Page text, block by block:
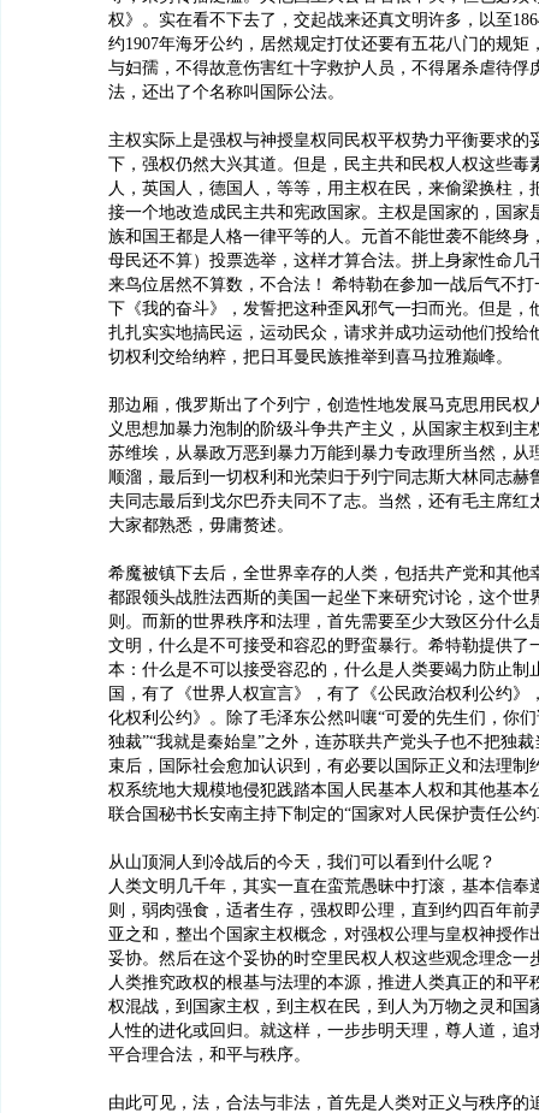
权》。实在看不下去了，交起战来还真文明许多，以至
约1907年海牙公约，居然规定打仗还要有五花八门的规矩
与妇孺，不得故意伤害红十字救护人员，不得屠杀虐待俘
法，还出了个名称叫国际公法。
主权实际上是强权与神授皇权同民权平权势力平衡要求的
下，强权仍然大兴其道。但是，民主共和民权人权这些毒
人，英国人，德国人，等等，用主权在民，来偷梁换柱，
接一个地改造成民主共和宪政国家。主权是国家的，国家
族和国王都是人格一律平等的人。元首不能世袭不能终身
母民还不算）投票选举，这样才算合法。拼上身家性命几
来鸟位居然不算数，不合法！ 希特勒在参加一战后气不
下《我的奋斗》，发誓把这种歪风邪气一扫而光。但是，
扎扎实实地搞民运，运动民众，请求并成功运动他们投给
切权利交给纳粹，把日耳曼民族推举到喜马拉雅巅峰。
那边厢，俄罗斯出了个列宁，创造性地发展马克思用民权
义思想加暴力泡制的阶级斗争共产主义，从国家主权到主
苏维埃，从暴政万恶到暴力万能到暴力专政理所当然，从
顺溜，最后到一切权利和光荣归于列宁同志斯大林同志赫
夫同志最后到戈尔巴乔夫同不了志。当然，还有毛主席红
大家都熟悉，毋庸赘述。
希魔被镇下去后，全世界幸存的人类，包括共产党和其他
都跟领头战胜法西斯的美国一起坐下来研究讨论，这个世
则。而新的世界秩序和法理，首先需要至少大致区分什么
文明，什么是不可接受和容忍的野蛮暴行。希特勒提供了
本：什么是不可以接受容忍的，什么是人类要竭力防止制
国，有了《世界人权宣言》，有了《公民政治权利公约》
化权利公约》。除了毛泽东公然叫嚷“可爱的先生们，你
独裁”“我就是秦始皇”之外，连苏联共产党头子也不把独
束后，国际社会愈加认识到，有必要以国际正义和法理制
权系统地大规模地侵犯践踏本国人民基本人权和其他基本
联合国秘书长安南主持下制定的“国家对人民保护责任公
从山顶洞人到冷战后的今天，我们可以看到什么呢？
人类文明几千年，其实一直在蛮荒愚昧中打滚，基本信奉
则，弱肉强食，适者生存，强权即公理，直到约四百年前
亚之和，整出个国家主权概念，对强权公理与皇权神授作
妥协。然后在这个妥协的时空里民权人权这些观念理念一
人类推究政权的根基与法理的本源，推进人类真正的和平
权混战，到国家主权，到主权在民，到人为万物之灵和国
人性的进化或回归。就这样，一步步明天理，尊人道，追
平合理合法，和平与秩序。
由此可见，法，合法与非法，首先是人类对正义与秩序的